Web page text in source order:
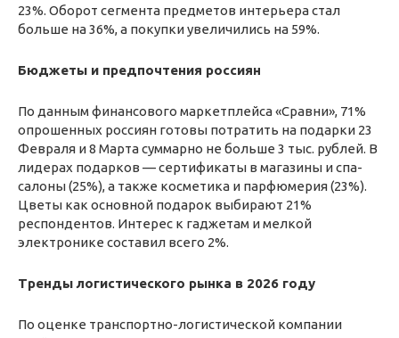
23%. Оборот сегмента предметов интерьера стал
больше на 36%, а покупки увеличились на 59%.
Бюджеты и предпочтения россиян
По данным финансового маркетплейса «Сравни», 71%
опрошенных россиян готовы потратить на подарки 23
Февраля и 8 Марта суммарно не больше 3 тыс. рублей. В
лидерах подарков — сертификаты в магазины и спа-
салоны (25%), а также косметика и парфюмерия (23%).
Цветы как основной подарок выбирают 21%
респондентов. Интерес к гаджетам и мелкой
электронике составил всего 2%.
Тренды логистического рынка в 2026 году
По оценке транспортно-логистической компании